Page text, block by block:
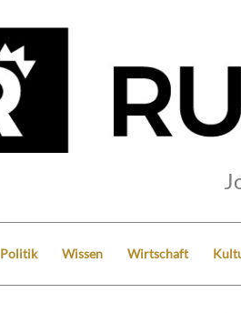
Politik Wissen Wirtschaft